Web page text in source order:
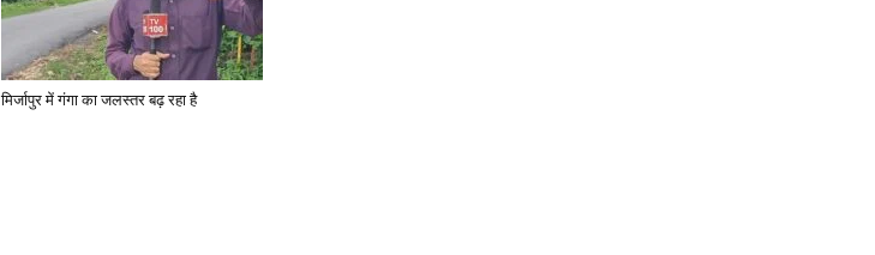
मिर्जापुर में गंगा का जलस्तर बढ़ रहा है